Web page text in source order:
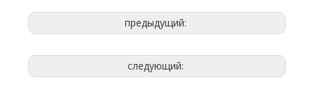
предыдущий:
следующий: